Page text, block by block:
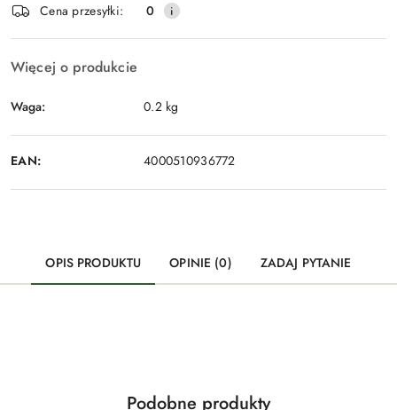
Cena przesyłki:
0
Więcej o produkcie
Waga: 0.2 kg
EAN: 4000510936772
OPIS PRODUKTU OPINIE (0) ZADAJ PYTANIE
Produkty
Podobne produkty